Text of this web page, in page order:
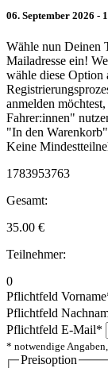
06. September 2026 -
Wähle nun Deinen
Mailadresse ein!
wähle diese Option
anmelden
Fahrer:innen"
"In den
Keine
1783953763
Gesamt:
35.00 €
Teilnehmer:
0
Pflichtfeld Vorname
Pflichtfeld
Pflichtfeld E-Mail*
* notwendige
Preisoption